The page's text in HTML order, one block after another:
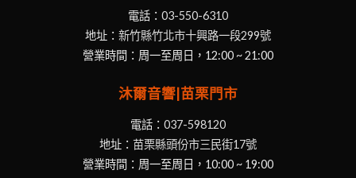
電話： 03-550-6310
地址： 新竹縣竹北市十興路一段299號
營業時間：周一至周日，12:00 ~ 21:00
沐爾音響|苗栗門市
電話： 037-598120
地址： 苗栗縣頭份市三民街17號
營業時間：周一至周日，10:00 ~ 19:00